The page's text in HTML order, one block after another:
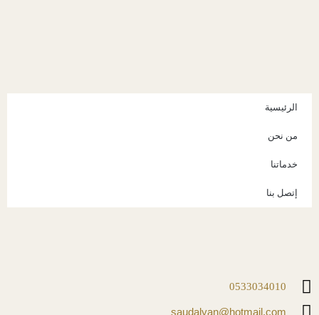
الرئيسية
من نحن
خدماتنا
إتصل بنا
0533034010
saudalyan@hotmail.com